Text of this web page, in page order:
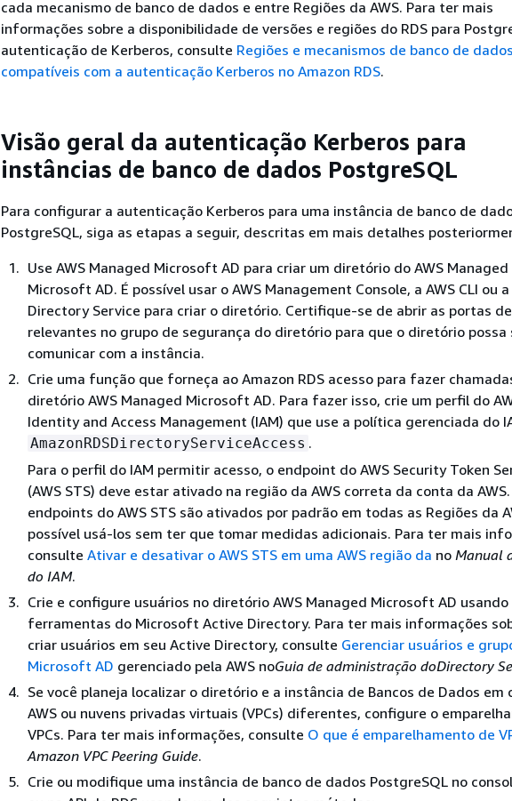
cada mecanismo de banco de dados e entre Regiões da AWS. Para ter mais
informações sobre a disponibilidade de versões e regiões do RDS para
autenticação de Kerberos, consulte Regiões e mecanismos de banco de dados
compatíveis com a autenticação Kerberos no Amazon RDS.
Visão geral da autenticação Kerberos para
instâncias de banco de dados PostgreSQL
Para configurar a autenticação Kerberos para uma instância de banco de
PostgreSQL, siga as etapas a seguir, descritas em mais detalhes
Use AWS Managed Microsoft AD para criar um diretório do AWS Managed
Microsoft AD. É possível usar o AWS Management Console, a AWS CLI ou a
Directory Service para criar o diretório. Certifique-se de abrir as portas
relevantes no grupo de segurança do diretório para que o diretório possa
comunicar com a instância.
Crie uma função que forneça ao Amazon RDS acesso para fazer
diretório AWS Managed Microsoft AD. Para fazer isso, crie um perfil do
Identity and Access Management (IAM) que use a política gerenciada do
AmazonRDSDirectoryServiceAccess .
Para o perfil do IAM permitir acesso, o endpoint do AWS Security Token
(AWS STS) deve estar ativado na região da AWS correta da conta da
endpoints do AWS STS são ativados por padrão em todas as Regiões da
possível usá-los sem ter que tomar medidas adicionais. Para ter mais
consulte Ativar e desativar o AWS STS em uma AWS região da no Manual
do IAM.
Crie e configure usuários no diretório AWS Managed Microsoft AD usando
ferramentas do Microsoft Active Directory. Para ter mais informações
criar usuários em seu Active Directory, consulte Gerenciar usuários e
Microsoft AD gerenciado pela AWS noGuia de administração doDirectory
Se você planeja localizar o diretório e a instância de Bancos de Dados em
AWS ou nuvens privadas virtuais (VPCs) diferentes, configure o
VPCs. Para ter mais informações, consulte O que é emparelhamento de
Amazon VPC Peering Guide.
Crie ou modifique uma instância de banco de dados PostgreSQL no